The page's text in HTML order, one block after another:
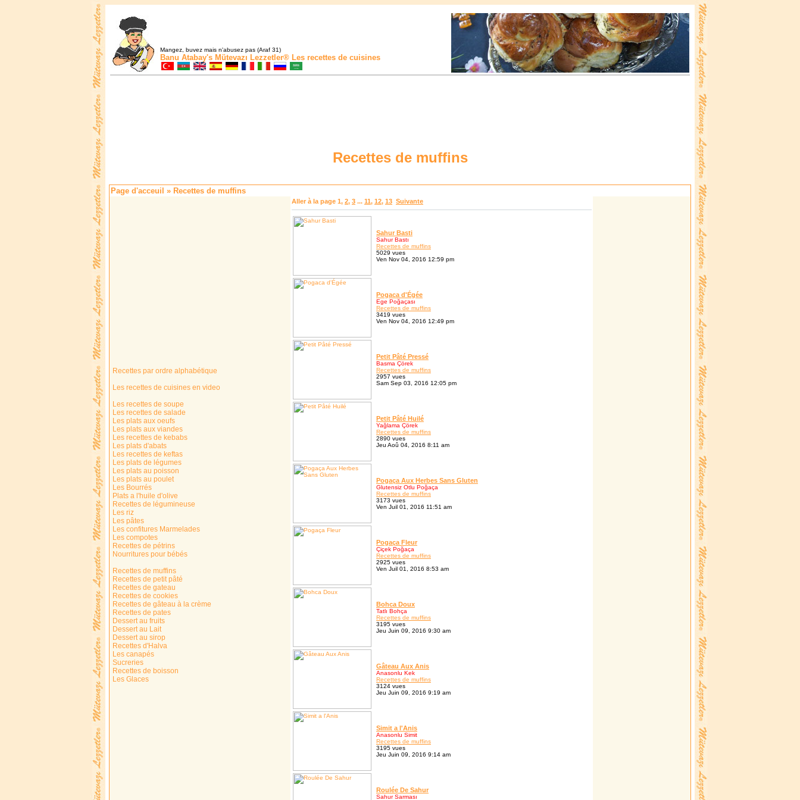
Mangez, buvez mais n'abusez pas (Araf 31)
Banu Atabay's Mütevazı Lezzetler® Les recettes de cuisines
Recettes de muffins
Page d'acceuil » Recettes de muffins
Recettes par ordre alphabétique
Les recettes de cuisines en video
Les recettes de soupe
Les recettes de salade
Les plats aux oeufs
Les plats aux viandes
Les recettes de kebabs
Les plats d'abats
Les recettes de keftas
Les plats de légumes
Les plats au poisson
Les plats au poulet
Les Bourrés
Plats a l'huile d'olive
Recettes de légumineuse
Les riz
Les pâtes
Les confitures Marmelades
Les compotes
Recettes de pétrins
Nourritures pour bébés
Recettes de muffins
Recettes de petit pâté
Recettes de gateau
Recettes de cookies
Recettes de gâteau à la crème
Recettes de pates
Dessert au fruits
Dessert au Lait
Dessert au sirop
Recettes d'Halva
Les canapés
Sucreries
Recettes de boisson
Les Glaces
Aller à la page 1, 2, 3 ... 11, 12, 13 Suivante
Sahur Basti
Sahur Bastı
Recettes de muffins
5029 vues
Ven Nov 04, 2016 12:59 pm
Pogaca d'Égée
Ege Poğaçası
Recettes de muffins
3419 vues
Ven Nov 04, 2016 12:49 pm
Petit Pâté Pressé
Basma Çörek
Recettes de muffins
2957 vues
Sam Sep 03, 2016 12:05 pm
Petit Pâté Huilé
Yağlama Çörek
Recettes de muffins
2890 vues
Jeu Aoû 04, 2016 8:11 am
Pogaça Aux Herbes Sans Gluten
Glutensiz Otlu Poğaça
Recettes de muffins
3173 vues
Ven Juil 01, 2016 11:51 am
Pogaça Fleur
Çiçek Poğaça
Recettes de muffins
2925 vues
Ven Juil 01, 2016 8:53 am
Bohca Doux
Tatlı Bohça
Recettes de muffins
3195 vues
Jeu Juin 09, 2016 9:30 am
Gâteau Aux Anis
Anasonlu Kek
Recettes de muffins
3124 vues
Jeu Juin 09, 2016 9:19 am
Simit a l'Anis
Anasonlu Simit
Recettes de muffins
3195 vues
Jeu Juin 09, 2016 9:14 am
Roulée De Sahur
Sahur Sarması